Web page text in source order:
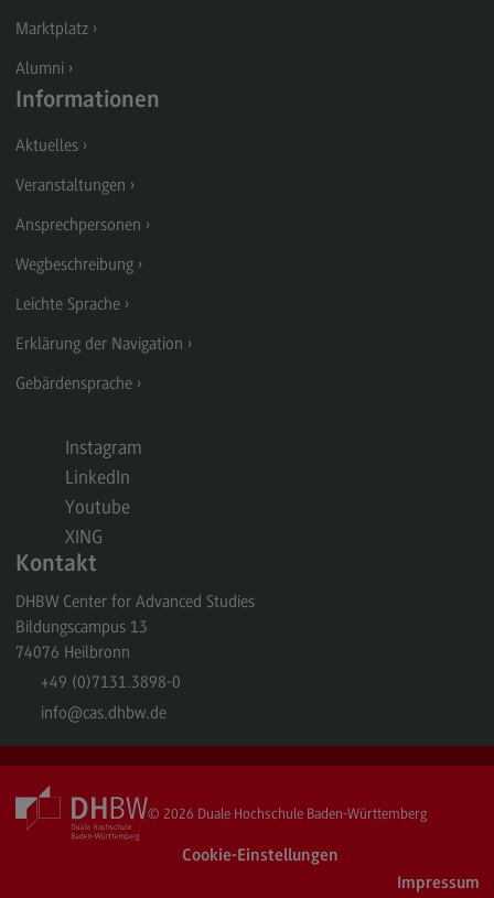
Integrated Engineering
Berufsperspektiven
Kontakt
Marketing and Business Psychology
Modulangebot
Berufsperspektiven
Kontakt
Maschinenbau
Profil-O-Mat Maschinenbau
(External link)
Rahmenbedingungen
Marktplatz
Alumni
Informationen
Aktuelles
Veranstaltungen
Ansprechpersonen
Wegbeschreibung
Leichte Sprache
Erklärung der Navigation
Gebärdensprache
Instagram
LinkedIn
Youtube
XING
Kontakt
DHBW Center for Advanced Studies
Bildungscampus 13
74076 Heilbronn
+49 (0)7131.3898-0
info@cas.dhbw.de
© 2026 Duale Hochschule Baden-Württemberg
Cookie-Einstellungen
Impressum